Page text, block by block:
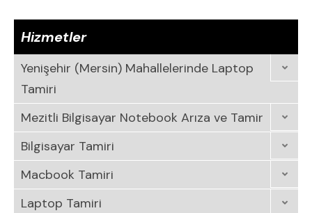
Hizmetler
Yenişehir (Mersin) Mahallelerinde Laptop
Tamiri
Mezitli Bilgisayar Notebook Arıza ve Tamir
Bilgisayar Tamiri
Macbook Tamiri
Laptop Tamiri